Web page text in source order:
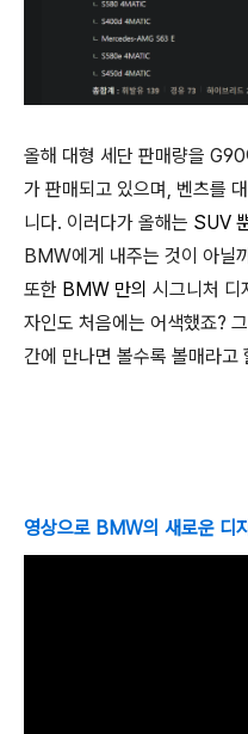
올해 대형 세단 판매량을
가 판매되고 있으며, 벤츠를
니다. 이러다가 올해는 SUV
BMW에게 내주는 것이 아닐
또한 BMW 만의 시그니처 디
자인도 처음에는 어색했죠?
간에 만나면 볼수록 볼매라고
영상으로 BMW의 새로운 디